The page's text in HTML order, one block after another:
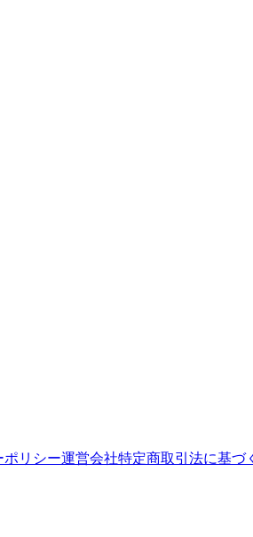
ポリシー運営会社特定商取引法に基づ